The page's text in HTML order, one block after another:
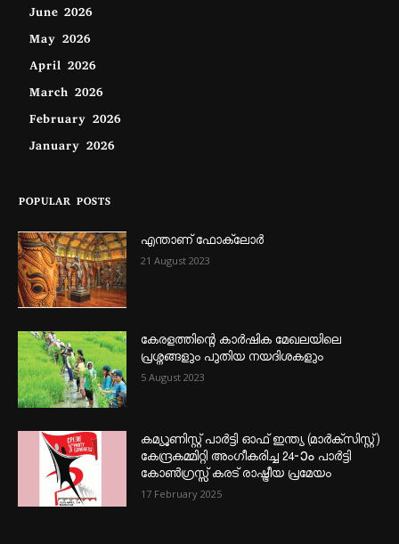
June 2026
May 2026
April 2026
March 2026
February 2026
January 2026
POPULAR POSTS
എന്താണ്‌ ഫോക്‌ലോർ
21 August 2023
കേരളത്തിന്റെ കാർഷിക മേഖലയിലെ
പ്രശ്നങ്ങളും പുതിയ നയദിശകളും
5 August 2023
കമ്യൂണിസ്റ്റ് പാർട്ടി ഓഫ് ഇന്ത്യ (മാർക്സിസ്റ്റ്)
കേന്ദ്രകമ്മിറ്റി അംഗീകരിച്ച 24‐ാം പാർട്ടി
കോൺഗ്രസ്സ് കരട് രാഷ്ട്രീയ പ്രമേയം
17 February 2025